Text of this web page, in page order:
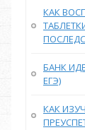
КАК
БАНК
ЕГЭ)
КАК